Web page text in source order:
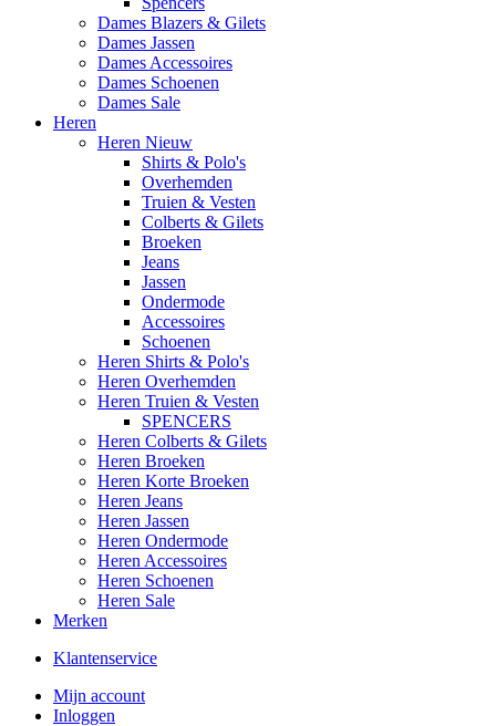
Dames Blazers & Gilets
Dames Jassen
Dames Accessoires
Dames Schoenen
Dames Sale
Heren
Heren Nieuw
Shirts & Polo's
Overhemden
Truien & Vesten
Colberts & Gilets
Broeken
Jeans
Jassen
Ondermode
Accessoires
Schoenen
Heren Shirts & Polo's
Heren Overhemden
Heren Truien & Vesten
SPENCERS
Heren Colberts & Gilets
Heren Broeken
Heren Korte Broeken
Heren Jeans
Heren Jassen
Heren Ondermode
Heren Accessoires
Heren Schoenen
Heren Sale
Merken
Klantenservice
Mijn account
Inloggen